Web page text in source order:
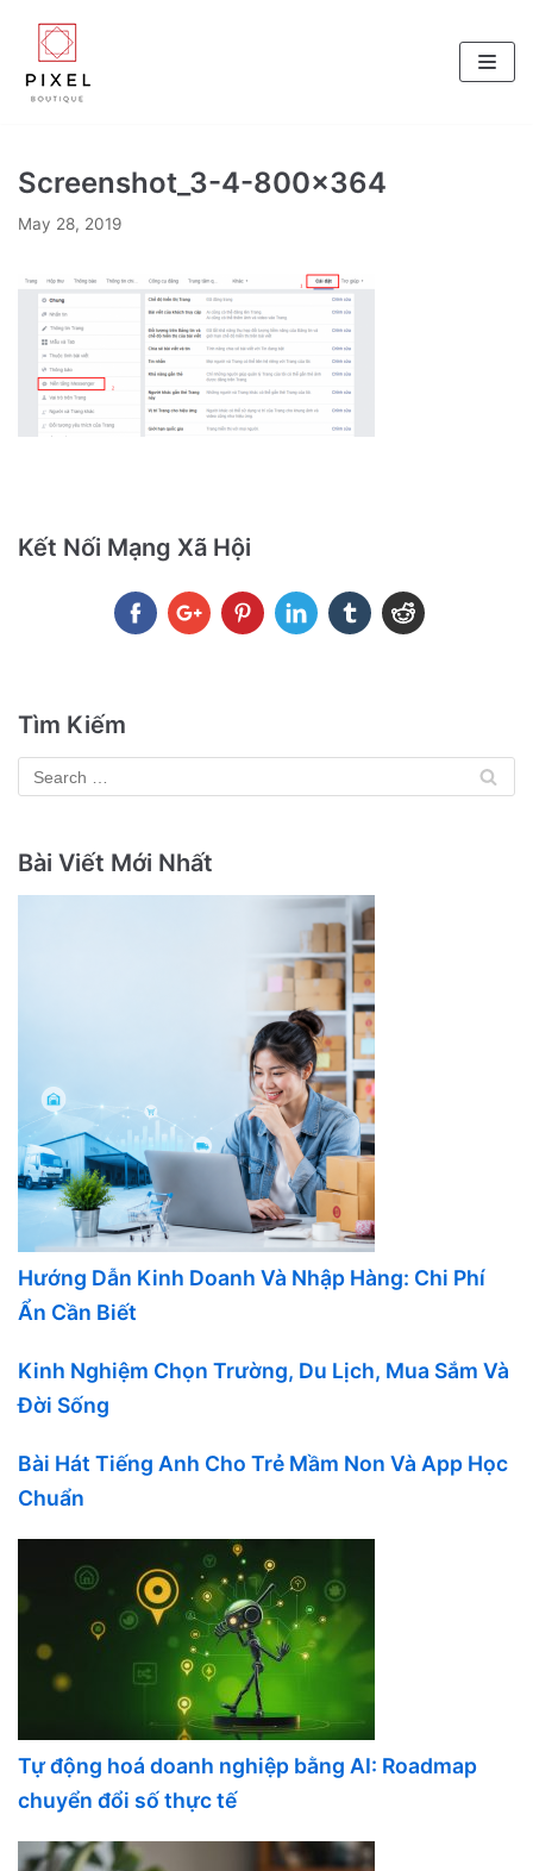
Skip
to
content
Screenshot_3-4-800×364
May 28, 2019
Kết Nối Mạng Xã Hội
Tìm Kiếm
Bài Viết Mới Nhất
Hướng Dẫn Kinh Doanh Và Nhập Hàng: Chi Phí
Ẩn Cần Biết
Kinh Nghiệm Chọn Trường, Du Lịch, Mua Sắm Và
Đời Sống
Bài Hát Tiếng Anh Cho Trẻ Mầm Non Và App Học
Chuẩn
Tự động hoá doanh nghiệp bằng AI: Roadmap
chuyển đổi số thực tế